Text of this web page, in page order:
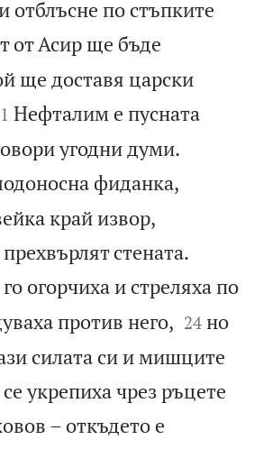
отблъсне по стъпките
от Асир ще бъде
ще доставя царски
Нефталим е пусната
угодни думи.
фиданка,
край извор,
стената.
огорчиха и стреляха по
против него, 

24 но
силата си и мишците
укрепиха чрез ръцете
– откъдето е